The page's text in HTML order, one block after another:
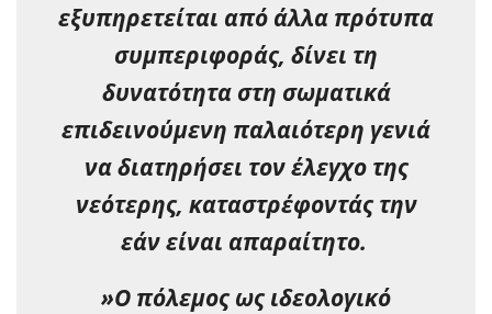
εξυπηρετείται από άλλα πρότυπα
συμπεριφοράς, δίνει τη
δυνατότητα στη σωματικά
επιδεινούμενη παλαιότερη γενιά
να διατηρήσει τον έλεγχο της
νεότερης, καταστρέφοντάς την
εάν είναι απαραίτητο.
»Ο πόλεμος ως ιδεολογικό